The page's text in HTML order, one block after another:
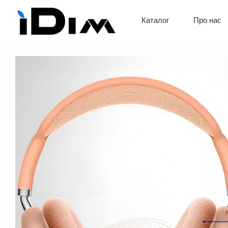
Перейти до основного контенту
Каталог
Про нас